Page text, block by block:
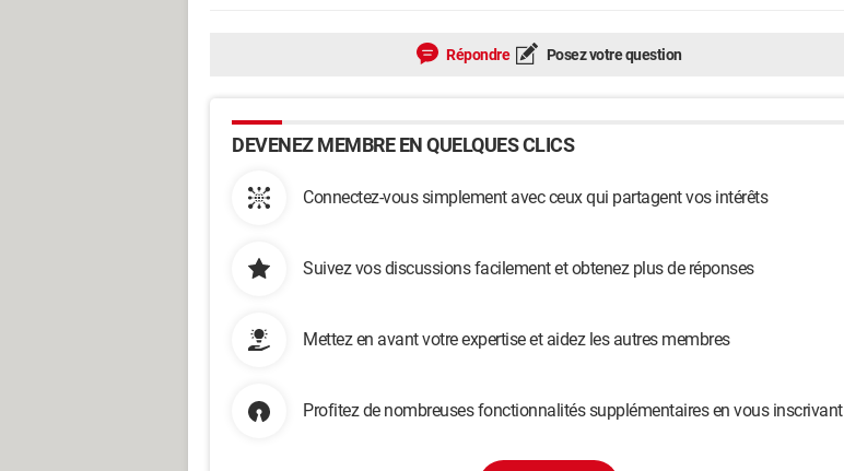
Répondre Posez votre question
DEVENEZ MEMBRE EN QUELQUES CLICS
Connectez-vous simplement avec ceux qui partagent vos intérêts
Suivez vos discussions facilement et obtenez plus de réponses
Mettez en avant votre expertise et aidez les autres membres
Profitez de nombreuses fonctionnalités supplémentaires en vous inscrivant